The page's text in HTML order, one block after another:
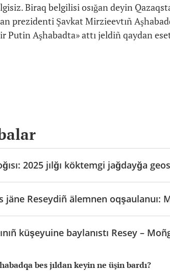
bes jıldan keyin ne üşin bardı?
Biraq belgilisi osığan deyin
prezidenti Şavkat Mirzieevtıñ
Putin Aşhabadta» attı jeldiñ qaydan
2025 jılğı köktemgi jağdayğa
jäne Reseydiñ älemnen oqşaulanuı:
küşeyuine baylanıstı Resey –